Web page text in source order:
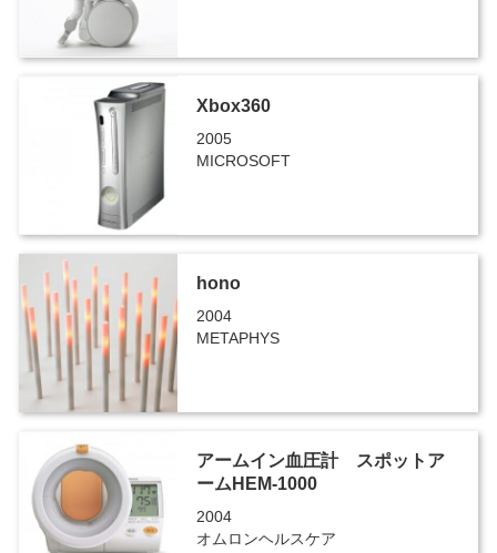
Xbox360
2005
MICROSOFT
hono
2004
METAPHYS
アームイン血圧計 スポットア
ームHEM-1000
2004
オムロンヘルスケア